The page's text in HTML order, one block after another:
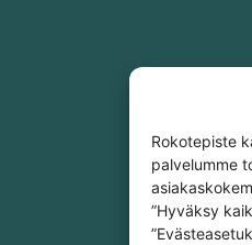
Rokotepiste
palvelumme
”Hyväksy